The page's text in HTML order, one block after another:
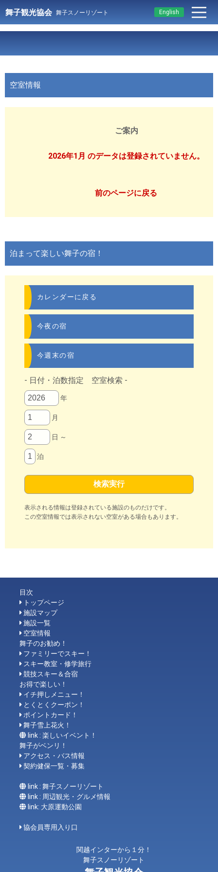
English
舞子観光協会 舞子スノーリゾート
空室情報
ご案内
2026年1月 のデータは登録されていません。
前のページに戻る
泊まって楽しい舞子の宿！
カレンダーに戻る
今夜の宿
今週末の宿
- 日付・泊数指定 空室検索 -
年
月
日 ～
泊
表示される情報は登録されている施設のものだけです。
この空室情報では表示されない空室がある場合もあります。
目次
トップページ
施設マップ
施設一覧
空室情報
舞子のお勧め！
ファミリーでスキー！
スキー教室・修学旅行
競技スキー＆合宿
お得で楽しい！
イチ押しメニュー！
とくとくクーポン！
ポイントカード！
舞子雪上花火！
link : 楽しいイベント！
舞子がベンリ！
アクセス・バス情報
契約健保一覧・募集
link : 舞子スノーリゾート
link : 周辺観光・グルメ情報
link: 大原運動公園
協会員専用入り口
関越インターから１分！
舞子スノーリゾート